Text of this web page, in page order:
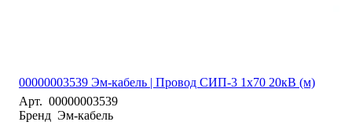
00000003539 Эм-кабель | Провод СИП-3 1х70 20кВ (м)
Арт. 00000003539
Бренд Эм-кабель